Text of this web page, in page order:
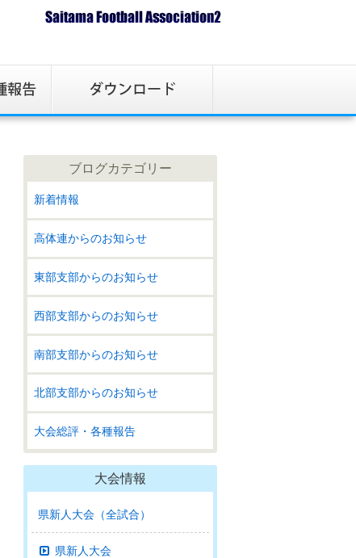
ブログカテゴリー
新着情報
高体連からのお知らせ
東部支部からのお知らせ
西部支部からのお知らせ
南部支部からのお知らせ
北部支部からのお知らせ
大会総評・各種報告
大会情報
県新人大会（全試合）
県新人大会